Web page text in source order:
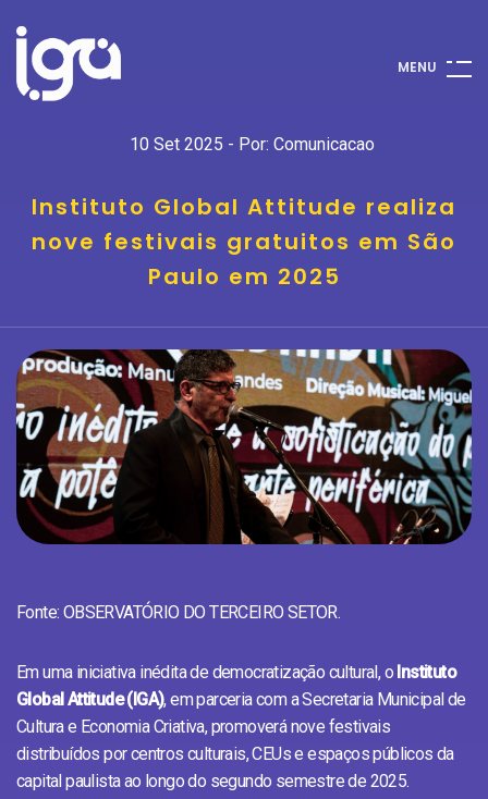
MENU
10 Set 2025 - Por: Comunicacao
Instituto Global Attitude realiza
nove festivais gratuitos em São
Paulo em 2025
Fonte: OBSERVATÓRIO DO TERCEIRO SETOR.
Em uma iniciativa inédita de democratização cultural, o Instituto
Global Attitude (IGA), em parceria com a Secretaria Municipal de
Cultura e Economia Criativa, promoverá nove festivais
distribuídos por centros culturais, CEUs e espaços públicos da
capital paulista ao longo do segundo semestre de 2025.